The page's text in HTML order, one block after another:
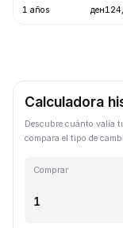
1 años
Calculadora
Descubre cuánto valía
compara el tipo de
Comprar